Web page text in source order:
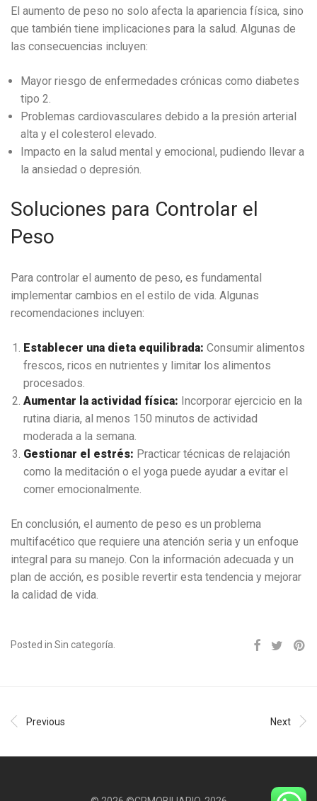
El aumento de peso no solo afecta la apariencia física, sino
que también tiene implicaciones para la salud. Algunas de
las consecuencias incluyen:
Mayor riesgo de enfermedades crónicas como diabetes
tipo 2.
Problemas cardiovasculares debido a la presión arterial
alta y el colesterol elevado.
Impacto en la salud mental y emocional, pudiendo llevar a
la ansiedad o depresión.
Soluciones para Controlar el
Peso
Para controlar el aumento de peso, es fundamental
implementar cambios en el estilo de vida. Algunas
recomendaciones incluyen:
Establecer una dieta equilibrada: Consumir alimentos
frescos, ricos en nutrientes y limitar los alimentos
procesados.
Aumentar la actividad física: Incorporar ejercicio en la
rutina diaria, al menos 150 minutos de actividad
moderada a la semana.
Gestionar el estrés: Practicar técnicas de relajación
como la meditación o el yoga puede ayudar a evitar el
comer emocionalmente.
En conclusión, el aumento de peso es un problema
multifacético que requiere una atención seria y un enfoque
integral para su manejo. Con la información adecuada y un
plan de acción, es posible revertir esta tendencia y mejorar
la calidad de vida.
Posted in Sin categoría.
Previous Next